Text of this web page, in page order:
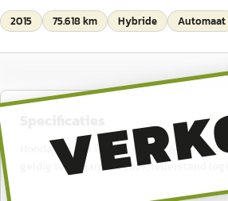
2015 75.618 km Hybride Automaat
Honda Jazz 1.4 i-VTEC Hybrid
geldig tot 23 januari 2027, tellerstand